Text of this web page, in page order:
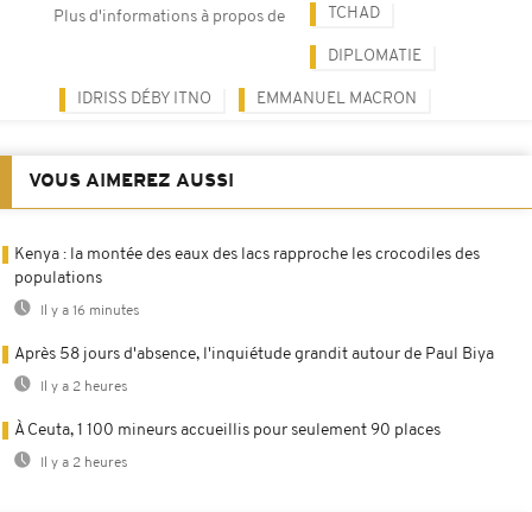
Plus d'informations à propos de TCHAD
DIPLOMATIE
IDRISS DÉBY ITNO EMMANUEL MACRON
VOUS AIMEREZ AUSSI
Kenya : la montée des eaux des lacs rapproche les crocodiles des
populations
Il y a 16 minutes
Après 58 jours d'absence, l'inquiétude grandit autour de Paul Biya
Il y a 2 heures
À Ceuta, 1 100 mineurs accueillis pour seulement 90 places
Il y a 2 heures